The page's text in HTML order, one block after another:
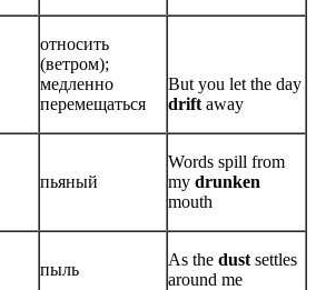
относить
(ветром);
медленно
перемещаться
But you let the day
drift away
пьяный
Words spill from
my drunken
mouth
пыль
As the dust settles
around me